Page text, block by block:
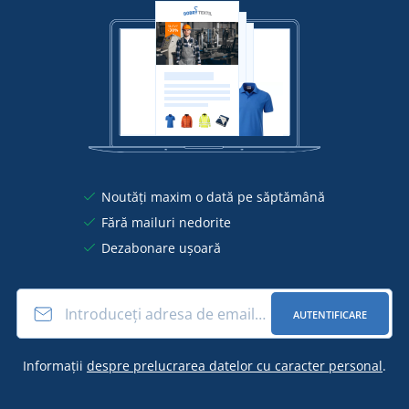
Noutăți maxim o dată pe săptămână
Fără mailuri nedorite
Dezabonare ușoară
AUTENTIFICARE
Informații despre prelucrarea datelor cu caracter personal.